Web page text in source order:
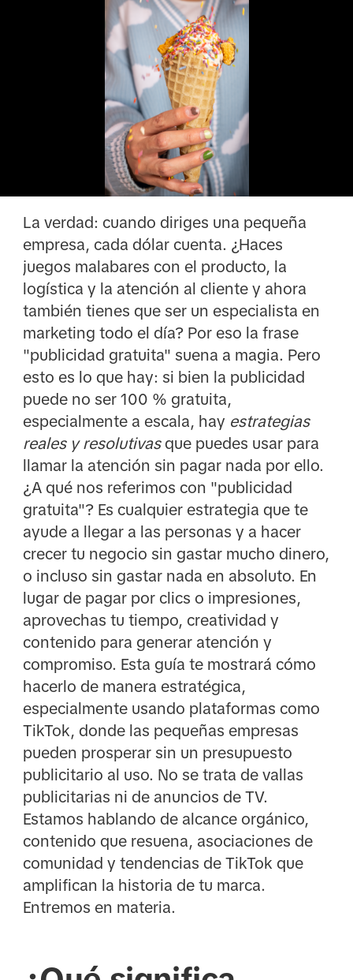
La verdad: cuando diriges una pequeña
empresa, cada dólar cuenta. ¿Haces
juegos malabares con el producto, la
logística y la atención al cliente y ahora
también tienes que ser un especialista en
marketing todo el día? Por eso la frase
"publicidad gratuita" suena a magia. Pero
esto es lo que hay: si bien la publicidad
puede no ser 100 % gratuita,
especialmente a escala, hay estrategias
reales y resolutivasque puedes usar para
llamar la atención sin pagar nada por ello.
¿A qué nos referimos con "publicidad
gratuita"? Es cualquier estrategia que te
ayude a llegar a las personas y a hacer
crecer tu negocio sin gastar mucho dinero,
o incluso sin gastar nada en absoluto. En
lugar de pagar por clics o impresiones,
aprovechas tu tiempo, creatividad y
contenido para generar atención y
compromiso. Esta guía te mostrará cómo
hacerlo de manera estratégica,
especialmente usando plataformas como
TikTok, donde las pequeñas empresas
pueden prosperar sin un presupuesto
publicitario al uso. No se trata de vallas
publicitarias ni de anuncios de TV.
Estamos hablando de alcance orgánico,
contenido que resuena, asociaciones de
comunidad y tendencias de TikTok que
amplifican la historia de tu marca.
Entremos en materia.